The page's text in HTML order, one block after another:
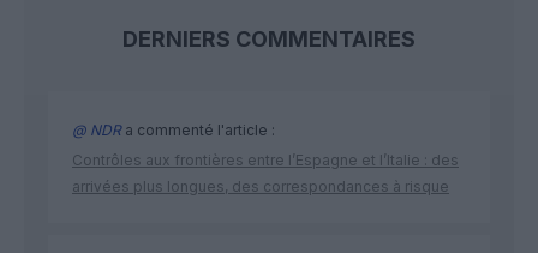
DERNIERS COMMENTAIRES
@ NDRa commenté l'article :
Contrôles aux frontières entre l’Espagne et l’Italie : des
arrivées plus longues, des correspondances à risque